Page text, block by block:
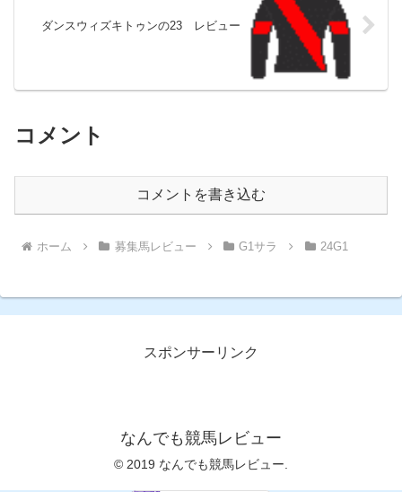
ダンスウィズキトゥンの23 レビュー
コメント
コメントを書き込む
ホーム 募集馬レビュー G1サラ 24G1
スポンサーリンク
なんでも競馬レビュー
© 2019 なんでも競馬レビュー.